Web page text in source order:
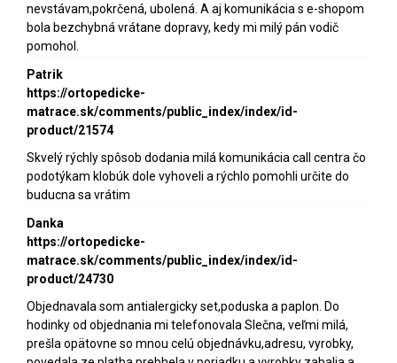
nevstávam,pokrčená, ubolená. A aj komunikácia s e-shopom
bola bezchybná vrátane dopravy, kedy mi milý pán vodič
pomohol.
Patrik
https://ortopedicke-
matrace.sk/comments/public_index/index/id-
product/21574
Skvelý rýchly spôsob dodania milá komunikácia call centra čo
podotýkam klobúk dole vyhoveli a rýchlo pomohli určite do
buducna sa vrátim
Danka
https://ortopedicke-
matrace.sk/comments/public_index/index/id-
product/24730
Objednavala som antialergicky set,poduska a paplon. Do
hodinky od objednania mi telefonovala Slečna, veľmi milá,
prešla opätovne so mnou celú objednávku,adresu, vyrobky,